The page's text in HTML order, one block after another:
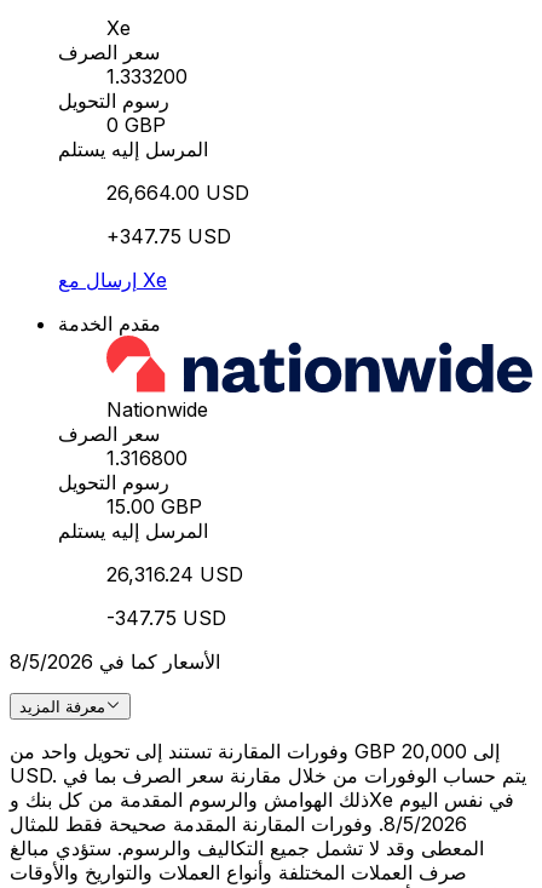
Xe
سعر الصرف
1.333200
رسوم التحويل
0 GBP
المرسل إليه يستلم
26,664.00 USD
+347.75 USD
إرسال مع Xe
مقدم الخدمة
Nationwide
سعر الصرف
1.316800
رسوم التحويل
15.00 GBP
المرسل إليه يستلم
26,316.24 USD
-347.75 USD
الأسعار كما في 8/5/2026
معرفة المزيد
وفورات المقارنة تستند إلى تحويل واحد من GBP 20,000 إلى
USD. يتم حساب الوفورات من خلال مقارنة سعر الصرف بما في
ذلك الهوامش والرسوم المقدمة من كل بنك وXe في نفس اليوم
8/5/2026. وفورات المقارنة المقدمة صحيحة فقط للمثال
المعطى وقد لا تشمل جميع التكاليف والرسوم. ستؤدي مبالغ
صرف العملات المختلفة وأنواع العملات والتواريخ والأوقات